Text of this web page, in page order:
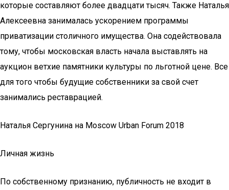
которые составляют более двадцати тысяч. Также Наталья
Алексеевна занималась ускорением программы
приватизации столичного имущества. Она содействовала
тому, чтобы московская власть начала выставлять на
аукцион ветхие памятники культуры по льготной цене. Все
для того чтобы будущие собственники за свой счет
занимались реставрацией.
Наталья Сергунина на Moscow Urban Forum 2018
Личная жизнь
По собственному признанию, публичность не входит в